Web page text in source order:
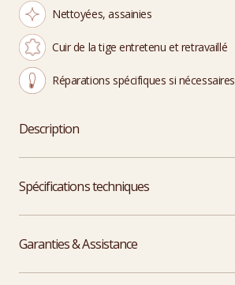
Nettoyées, assainies
Cuir de la tige entretenu et retravaillé
Réparations spécifiques si nécessaires
Description
Spécifications techniques
Garanties & Assistance